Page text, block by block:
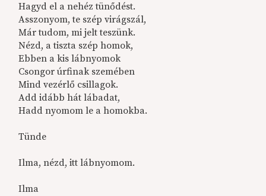
Hagyd el a nehéz tünődést.
Asszonyom, te szép virágszál,
Már tudom, mi jelt teszünk.
Nézd, a tiszta szép homok,
Ebben a kis lábnyomok
Csongor úrfinak szemében
Mind vezérlő csillagok.
Add idább hát lábadat,
Hadd nyomom le a homokba.
Tünde
Ilma, nézd, itt lábnyomom.
Ilma